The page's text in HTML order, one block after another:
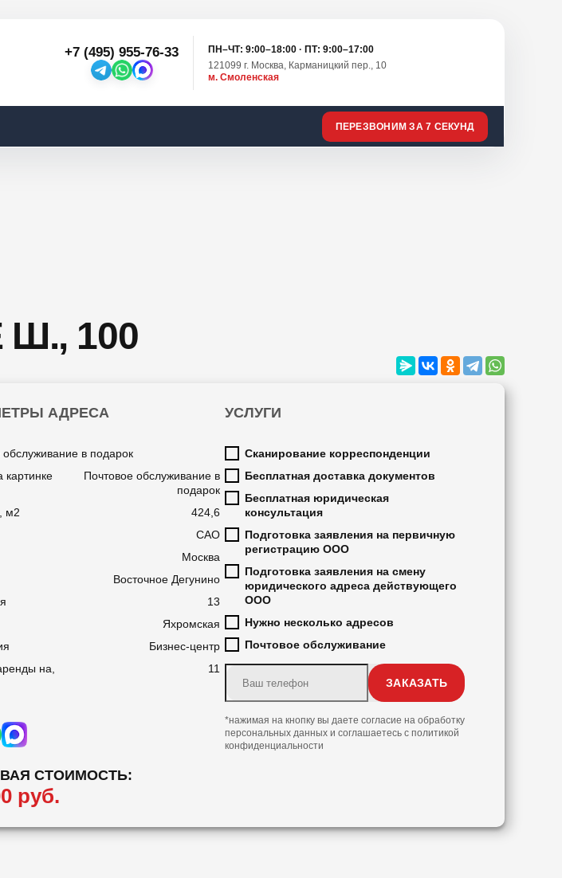
+7 (495) 955-76-33
ПН–ЧТ: 9:00–18:00 · ПТ: 9:00–17:00
121099 г. Москва, Карманицкий пер., 10
м. Смоленская
ПЕРЕЗВОНИМ ЗА 7 СЕКУНД
100
АДРЕСА
обслуживание в подарок
картинке
Почтовое обслуживание в
подарок
м2
424,6
САО
Москва
Восточное Дегунино
13
Яхромская
Бизнес-центр
на,
11
СТОИМОСТЬ:
руб.
УСЛУГИ
Сканирование корреспонденции
Бесплатная доставка документов
Бесплатная юридическая
консультация
Подготовка заявления на первичную
регистрацию ООО
Подготовка заявления на смену
юридического адреса действующего
ООО
Нужно несколько адресов
Почтовое обслуживание
*нажимая на кнопку вы даете согласие на обработку
персональных данных и соглашаетесь с политикой
конфиденциальности